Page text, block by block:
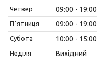
Четвер 09:00 19:00
Пʼятниця 09:00 19:00
Субота 10:00 15:00
Неділя Вихідний